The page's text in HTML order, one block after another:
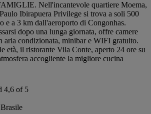
Nell'incantevole quartiere Moema,
Ibirapuera Privilege si trova a soli 500
e a 3 km dall'aeroporto di Congonhas.
dopo una lunga giornata, offre camere
aria condizionata, minibar e WIFI gratuito.
età, il ristorante Vila Conte, aperto 24 ore su
accogliente la migliore cucina
4,6 of 5